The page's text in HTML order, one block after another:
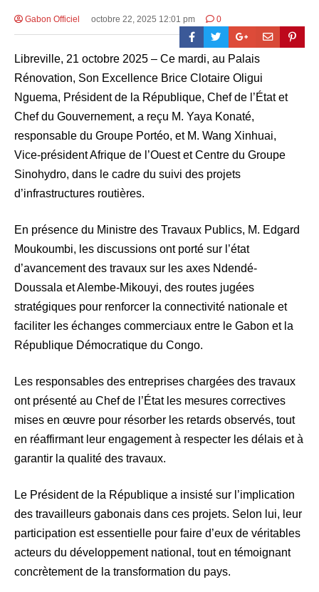
Gabon Officiel octobre 22, 2025 12:01 pm 0
Libreville, 21 octobre 2025 – Ce mardi, au Palais
Rénovation, Son Excellence Brice Clotaire Oligui
Nguema, Président de la République, Chef de l’État et
Chef du Gouvernement, a reçu M. Yaya Konaté,
responsable du Groupe Portéo, et M. Wang Xinhuai,
Vice-président Afrique de l’Ouest et Centre du Groupe
Sinohydro, dans le cadre du suivi des projets
d’infrastructures routières.
En présence du Ministre des Travaux Publics, M. Edgard
Moukoumbi, les discussions ont porté sur l’état
d’avancement des travaux sur les axes Ndendé-
Doussala et Alembe-Mikouyi, des routes jugées
stratégiques pour renforcer la connectivité nationale et
faciliter les échanges commerciaux entre le Gabon et la
République Démocratique du Congo.
Les responsables des entreprises chargées des travaux
ont présenté au Chef de l’État les mesures correctives
mises en œuvre pour résorber les retards observés, tout
en réaffirmant leur engagement à respecter les délais et à
garantir la qualité des travaux.
Le Président de la République a insisté sur l’implication
des travailleurs gabonais dans ces projets. Selon lui, leur
participation est essentielle pour faire d’eux de véritables
acteurs du développement national, tout en témoignant
concrètement de la transformation du pays.